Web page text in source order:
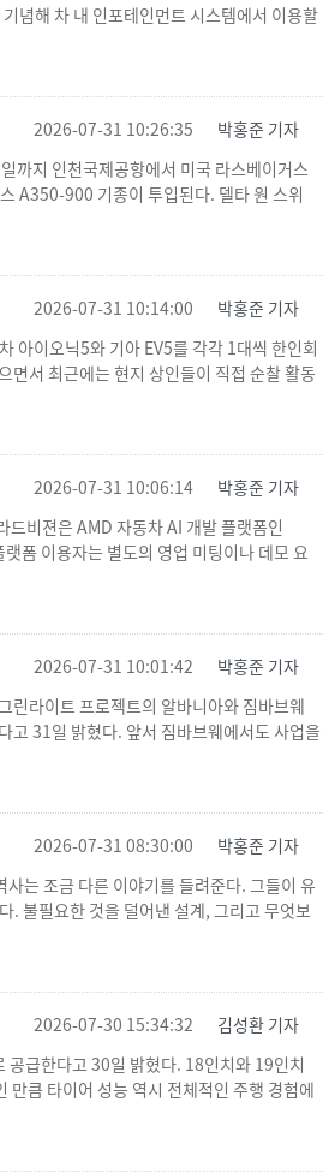
념해 차 내 인포테인먼트 시스템에서 이용할
2026-07-31 10:26:35 박홍준 기자
까지 인천국제공항에서 미국 라스베이거스
A350-900 기종이 투입된다. 델타 원 스위
2026-07-31 10:14:00 박홍준 기자
아이오닉5와 기아 EV5를 각각 1대씩 한인회
면서 최근에는 현지 상인들이 직접 순찰 활동
2026-07-31 10:06:14 박홍준 기자
드비젼은 AMD 자동차 AI 개발 플랫폼인
폼 이용자는 별도의 영업 미팅이나 데모 요
2026-07-31 10:01:42 박홍준 기자
라이트 프로젝트의 알바니아와 짐바브웨
고 31일 밝혔다. 앞서 짐바브웨에서도 사업을
2026-07-31 08:30:00 박홍준 기자
는 조금 다른 이야기를 들려준다. 그들이 유
. 불필요한 것을 덜어낸 설계, 그리고 무엇보
2026-07-30 15:34:32 김성환 기자
공급한다고 30일 밝혔다. 18인치와 19인치
큼 타이어 성능 역시 전체적인 주행 경험에